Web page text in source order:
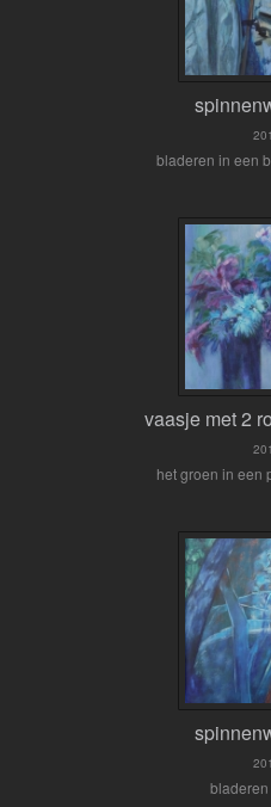
bladeren in een
vaasje met 2
het groen in een